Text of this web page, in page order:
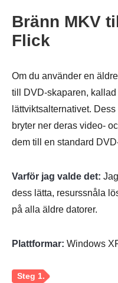
Bränn MKV
Flick
Om du använder en
till DVD-skaparen,
lättviktsalternativet.
bryter ner deras video-
dem till en standard
Varför jag valde det:
dess lätta, resurssnåla
på alla äldre datorer.
Plattformar: Windows